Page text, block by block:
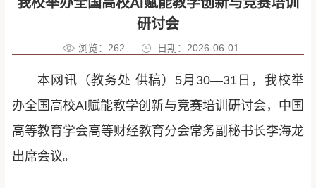
研讨会
浏览： 262 日期：2026-06-01
本网讯（教务处 供稿）5月30—31日，我校举
办全国高校AI赋能教学创新与竞赛培训研讨会，中国
高等教育学会高等财经教育分会常务副秘书长李海龙
出席会议。